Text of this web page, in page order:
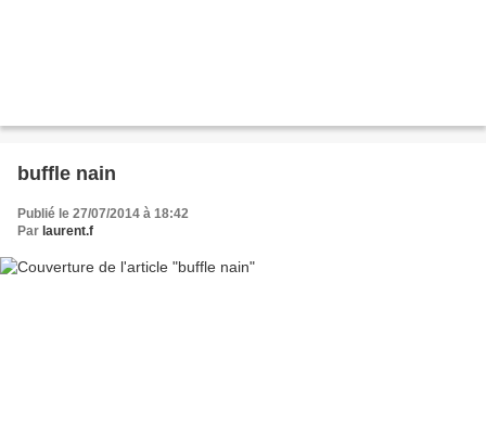
buffle nain
Publié le 27/07/2014 à 18:42
Par laurent.f